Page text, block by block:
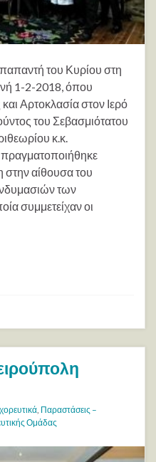
του Κυρίου στη
1-2-2018, όπου
Αρτοκλασία στον Ιερό
του Σεβασμιότατου
κ.κ.
πραγματοποιήθηκε
στην αίθουσα του
των
συμμετείχαν οι
, Παραστάσεις –
Ομάδας